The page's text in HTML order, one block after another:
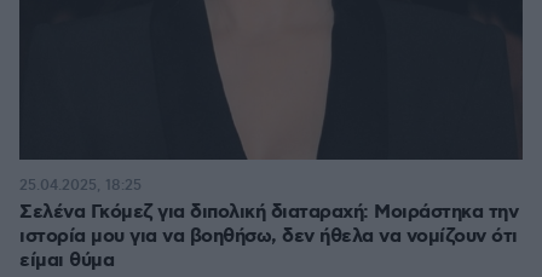
Σελένα Γκόμεζ για διπολική διαταραχή: Μοιράστηκα την
ιστορία μου για να βοηθήσω, δεν ήθελα να νομίζουν ότι
είμαι θύμα
25.04.2025, 18:25